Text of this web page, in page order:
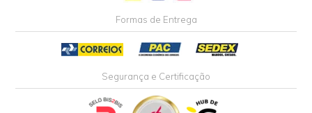
Formas de Entrega
Segurança e Certificação